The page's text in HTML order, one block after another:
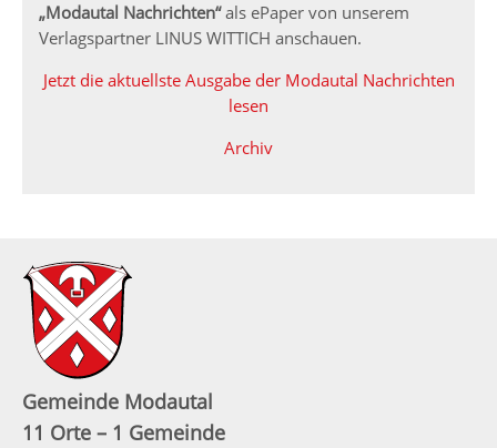
„Modautal Nachrichten“als ePaper von unserem
Verlagspartner LINUS WITTICH anschauen.
Jetzt die aktuellste Ausgabe der Modautal Nachrichten
lesen
Archiv
Gemeinde Modautal
11 Orte – 1 Gemeinde